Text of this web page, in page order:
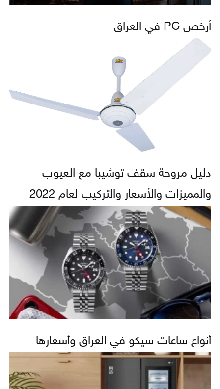
أرخص PC في العراق
دليل مروحة سقف توشيبا مع العيوب
والمميزات والأسعار والتركيب لعام 2022
أنواع ساعات سيكو في العراق وأسعارها